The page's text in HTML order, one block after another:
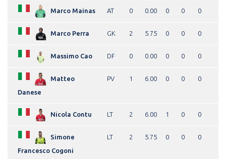
Marco Mainas AT 0 0.00 0 0 0
Marco Perra GK 2 5.75 0 0 0
Massimo Cao DF 0 0.00 0 0 0
Matteo
Danese
PV 1 6.00 0 0 0
Nicola Contu LT 2 6.00 1 0 0
Simone
Francesco Cogoni
LT 2 5.75 0 0 0